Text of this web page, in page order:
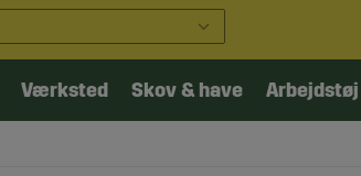
Værksted Skov & have Arbejdstøj